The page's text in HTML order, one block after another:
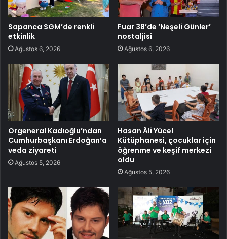
Sapanca SGM’de renkli
etkinlik
Ağustos 6, 2026
Fuar 38’de ‘Neşeli Günler’
nostaljisi
Ağustos 6, 2026
Orgeneral Kadıoğlu’ndan
Cumhurbaşkanı Erdoğan’a
veda ziyareti
Ağustos 5, 2026
Hasan Âli Yücel
Kütüphanesi, çocuklar için
öğrenme ve keşif merkezi
oldu
Ağustos 5, 2026